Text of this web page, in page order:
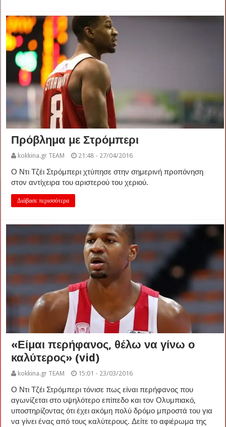
Πρόβλημα με Στρόμπερι
kokkina.gr TEAM 21:48 - 27/04/2016
Ο Ντι Τζέι Στρόμπερι χτύπησε στην σημερινή προπόνηση
στον αντίχειρα του αριστερού του χεριού.
Διάβασε περισσότερα
«Είμαι περήφανος, θέλω να γίνω ο
καλύτερος» (vid)
kokkina.gr TEAM 15:01 - 23/03/2016
Ο Ντι Τζέι Στρόμπερι τόνισε πως είναι περήφανος που
αγωνίζεται στο υψηλότερο επίπεδο και τον Ολυμπιακό,
υποστηρίζοντας ότι έχει ακόμη πολύ δρόμο μπροστά του για
να γίνει ένας από τους καλύτερους. Δείτε το αφιέρωμα της